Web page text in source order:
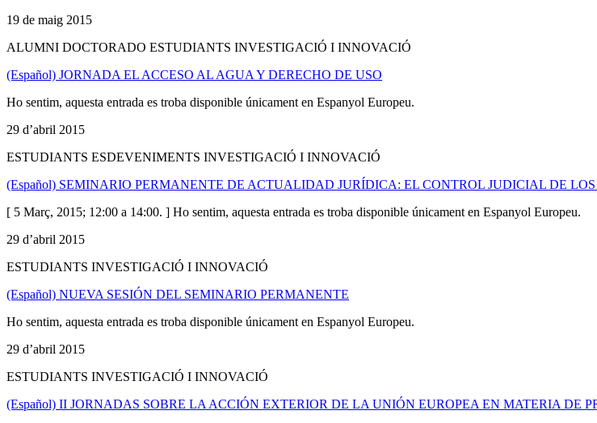
19 de maig 2015
ALUMNI DOCTORADO ESTUDIANTS INVESTIGACIÓ I INNOVACIÓ
(Español) JORNADA EL ACCESO AL AGUA Y DERECHO DE USO
Ho sentim, aquesta entrada es troba disponible únicament en Espanyol Europeu.
29 d’abril 2015
ESTUDIANTS ESDEVENIMENTS INVESTIGACIÓ I INNOVACIÓ
(Español) SEMINARIO PERMANENTE DE ACTUALIDAD JURÍDICA: EL CONTROL JUDICIAL DE
[ 5 Març, 2015; 12:00 a 14:00. ] Ho sentim, aquesta entrada es troba disponible únicament en Espanyol Europeu.
29 d’abril 2015
ESTUDIANTS INVESTIGACIÓ I INNOVACIÓ
(Español) NUEVA SESIÓN DEL SEMINARIO PERMANENTE
Ho sentim, aquesta entrada es troba disponible únicament en Espanyol Europeu.
29 d’abril 2015
ESTUDIANTS INVESTIGACIÓ I INNOVACIÓ
(Español) II JORNADAS SOBRE LA ACCIÓN EXTERIOR DE LA UNIÓN EUROPEA EN MATERIA DE